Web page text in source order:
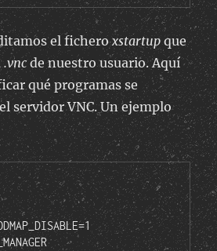
el ficheroxstartup que
.vnc de nuestro usuario. Aquí
qué programas se
servidor VNC. Un ejemplo